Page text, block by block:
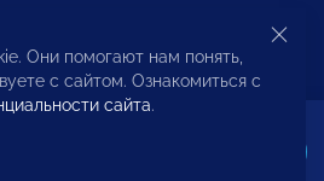
предпринимателей и
Они помогают нам понять,
с сайтом. Ознакомиться с
сайта.